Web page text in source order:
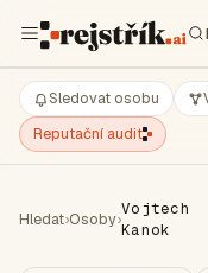
Sledovat osobu
Reputační audit
Hledat›Osoby›
Vojtech
Kanok